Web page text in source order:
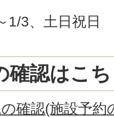
1/3、土日祝日
確認はこ
確認(施設予約